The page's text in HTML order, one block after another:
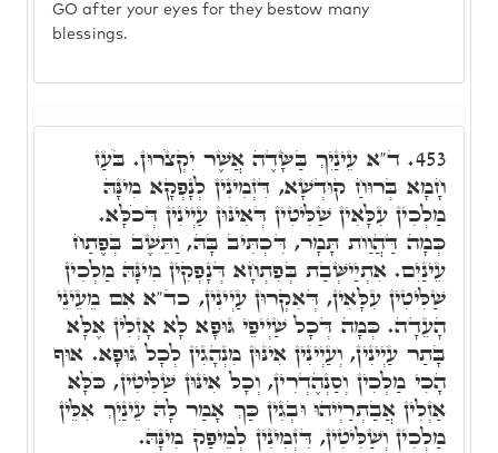
GO after your eyes for they bestow many
blessings.
453. ד"א עֵינַיִךְ בַּשָּׂדֶה אֲשֶׁר יִקְצֹרוּן. בֹּעַז
חָמָא בְּרוּחַ קוּדְשָׁא, דִּזְמִינִין לְנָפְקָא מִינָּהּ
מַלְכִין עִלָּאִין שַׁלִּיטִין דְּאִינּוּן עַיְינִין דְּכֹלָּא.
כְּמָה דַּהֲוַות תָּמָר, דִּכְתִּיב בָּהּ, וַתֵּשֶׁב בְּפֶתַח
עֵינַיִם. אִתְיַישְּׁבַת בְּפִתְחָא דְּנָפְקִין מִינָּהּ מַלְכִין
שַׁלִּיטִין עִלָּאִין, דְּאִקְרוּן עַיְינִין, כד"א אִם מֵעֵינֵי
הָעֵדָה. כְּמָה דְּכָל שַׁיְיפֵי גּוּפָא לָא אָזְלִין אֶלָּא
בָּתַר עַיְינִין, וְעַיְינִין אִינּוּן מִנְהָגִין לְכָל גּוּפָא. אוּף
הָכִי מַלְכִין וְסַנְהֶדְרִין, וְכָל אִינּוּן שַׁלִּיטִין, כֹּלָּא
אַזְלִין אֲבַתְרַיְיהוּ וּבְגִין כַּךְ אָמַר לָהּ עֵינַיִךְ אִלֵּין
מַלְכִין וְשַׁלִּיטִין, דִּזְמִינִין לְמֵיפַק מִינָּהּ.